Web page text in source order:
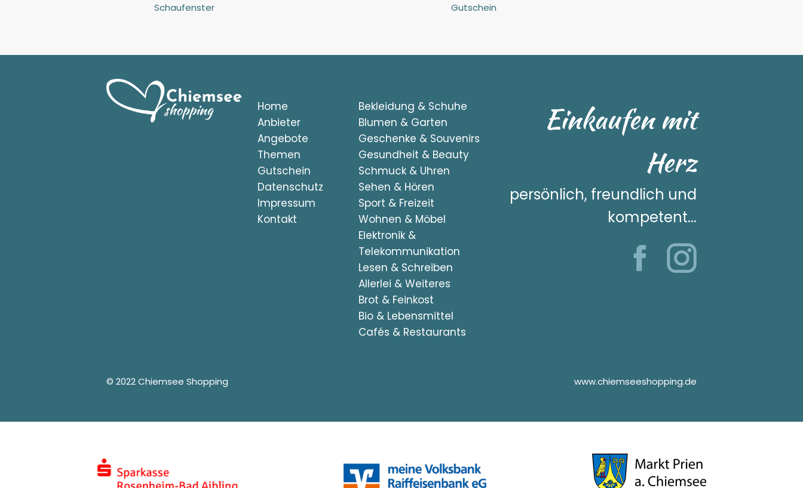
Schaufenster
Gutschein
Home
Anbieter
Angebote
Themen
Gutschein
Datenschutz
Impressum
Kontakt
Bekleidung & Schuhe
Blumen & Garten
Geschenke & Souvenirs
Gesundheit & Beauty
Schmuck & Uhren
Sehen & Hören
Sport & Freizeit
Wohnen & Möbel
Elektronik &
Telekommunikation
Lesen & Schreiben
Allerlei & Weiteres
Brot & Feinkost
Bio & Lebensmittel
Cafés & Restaurants
Einkaufen mit
Herz
persönlich, freundlich und
kompetent...
© 2022 Chiemsee Shopping www.chiemseeshopping.de